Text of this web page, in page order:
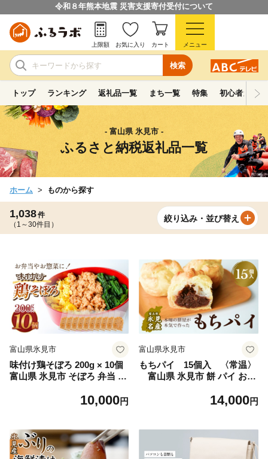
令和８年熊本地震 災害支援寄付受付について
検索
上限額 お気に入り カート メニュー
トップ ランキング 返礼品一覧 まち一覧 特集 初心者ガイド
- 富山県 氷見市 -
ふるさと納税返礼品一覧
ホーム ものから探す
1,038件
（1～30件目）
絞り込み・並び替え
富山県氷見市
味付け鶏そぼろ 200g × 10個
富山県 氷見市 そぼろ 弁当 簡
10,000円
富山県氷見市
もちパイ 15個入 〈常温〉
富山県 氷見市 餅 パイ お菓
14,000円